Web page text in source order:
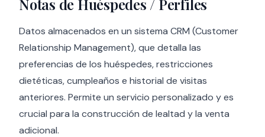
Notas de Huéspedes / Perfiles
Datos almacenados en un sistema CRM (Customer
Relationship Management), que detalla las
preferencias de los huéspedes, restricciones
dietéticas, cumpleaños e historial de visitas
anteriores. Permite un servicio personalizado y es
crucial para la construcción de lealtad y la venta
adicional.